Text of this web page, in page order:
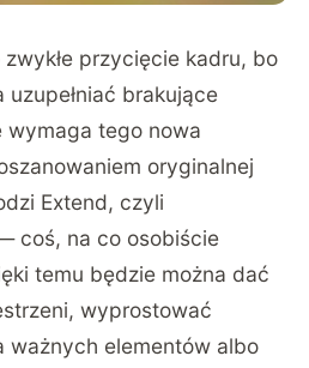
przycięcie kadru, bo
brakujące
tego nowa
oryginalnej
Extend, czyli
coś, na co osobiście
temu będzie można dać
wyprostować
ważnych elementów albo